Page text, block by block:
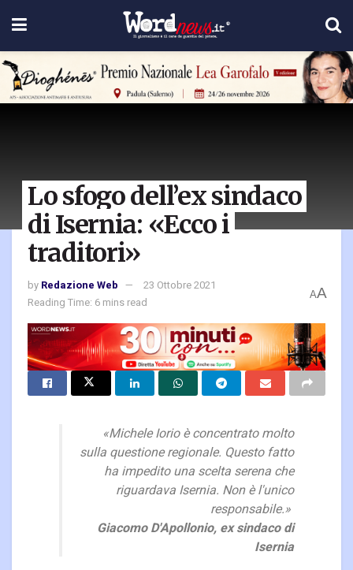
Lo sfogo dell’ex sindaco
di Isernia: «Ecco i
traditori»
by Redazione Web
23 Ottobre 2021
Reading Time: 6 mins read
AA
«Michele Iorio è concentrato molto
sulla questione regionale. Questo fatto
ha impedito una scelta serena che
riguardava Isernia. Non è l'unico
responsabile.»
Giacomo D'Apollonio, ex sindaco di
Isernia